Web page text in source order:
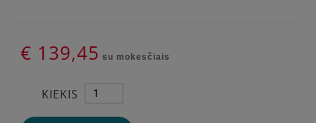
€ 139,45 su mokesčiais
KIEKIS